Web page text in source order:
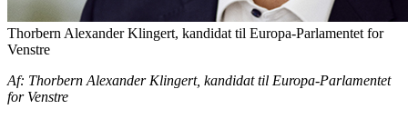
Thorbern Alexander Klingert, kandidat til Europa-Parlamentet for
Venstre
Af: Thorbern Alexander Klingert, kandidat til Europa-Parlamentet
for Venstre